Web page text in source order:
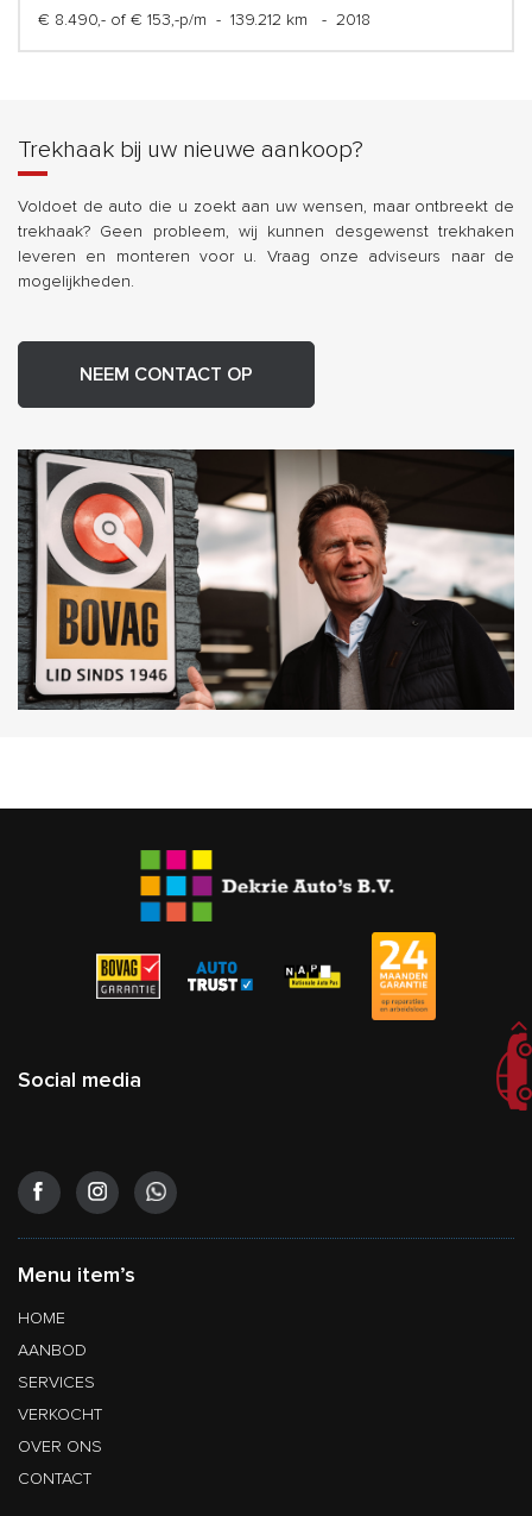
€ 8.490,- of € 153,-p/m - 139.212 km - 2018
Trekhaak bij uw nieuwe aankoop?
Voldoet de auto die u zoekt aan uw wensen, maar ontbreekt de
trekhaak? Geen probleem, wij kunnen desgewenst trekhaken
leveren en monteren voor u. Vraag onze adviseurs naar de
mogelijkheden.
NEEM CONTACT OP
Social media
Menu item’s
HOME
AANBOD
SERVICES
VERKOCHT
OVER ONS
CONTACT